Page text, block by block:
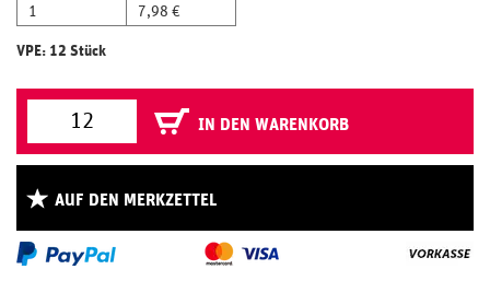
1
7,98 €
VPE: 12 Stück
IN DEN WARENKORB
AUF DEN MERKZETTEL